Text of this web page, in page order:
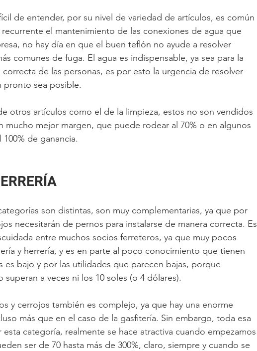
de entender, por su nivel de variedad de artículos, es común
el mantenimiento de las conexiones de agua que
no hay día en que el buen teflón no ayude a resolver
comunes de fuga. El agua es indispensable, ya sea para la
de las personas, es por esto la urgencia de resolver
pronto sea posible.
otros artículos como el de la limpieza, estos no son vendidos
mucho mejor margen, que puede rodear al 70% o en algunos
de ganancia.
son distintas, son muy complementarias, ya que por
necesitarán de pernos para instalarse de manera correcta. Es
entre muchos socios ferreteros, ya que muy pocos
y herrería, y es en parte al poco conocimiento que tienen
bajo y por las utilidades que parecen bajas, porque
superan a veces ni los 10 soles (o 4 dólares).
y cerrojos también es complejo, ya que hay una enorme
más que en el caso de la gasfitería. Sin embargo, toda esa
categoría, realmente se hace atractiva cuando empezamos
ser de 70 hasta más de 300%, claro, siempre y cuando se